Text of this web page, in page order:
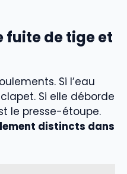
fuite de tige et
Si l’eau
Si elle déborde
le presse-étoupe.
distincts dans